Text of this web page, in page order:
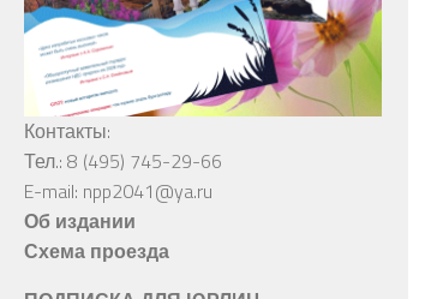
Контакты:
Тел.: 8 (495) 745-29-66
E-mail: npp2041@ya.ru
Об издании
Схема проезда